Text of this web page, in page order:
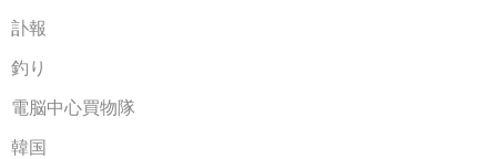
訃報
釣り
電脳中心買物隊
韓国